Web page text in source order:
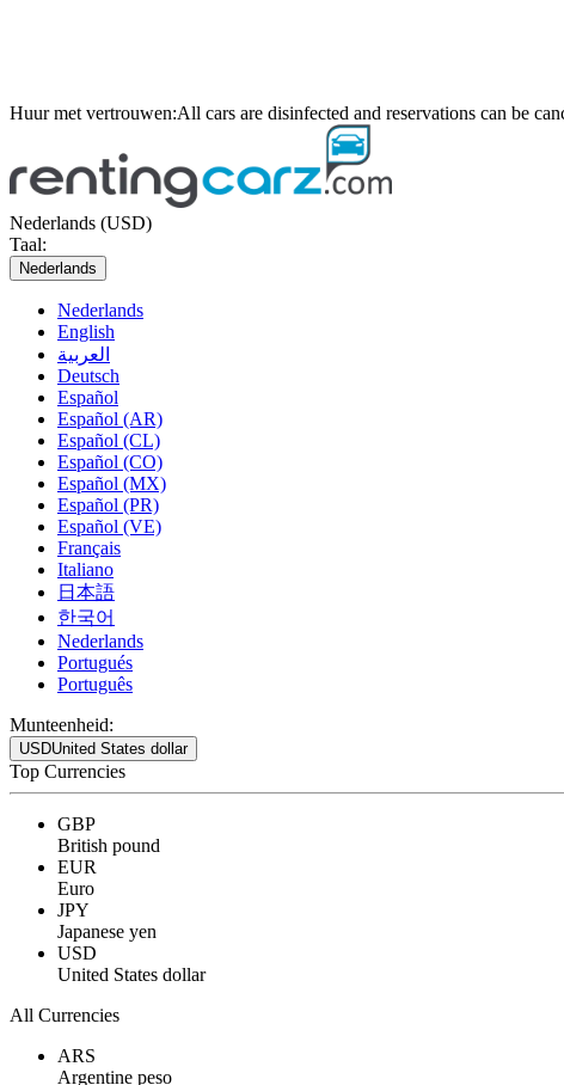
Huur met vertrouwen:All cars are disinfected and reservations can be
Nederlands (USD)
Taal:
Nederlands
Nederlands
English
العربية
Deutsch
Español
Español (AR)
Español (CL)
Español (CO)
Español (MX)
Español (PR)
Español (VE)
Français
Italiano
日本語
한국어
Nederlands
Portugués
Português
Munteenheid:
USDUnited States dollar
Top Currencies
GBP
British pound
EUR
Euro
JPY
Japanese yen
USD
United States dollar
All Currencies
ARS
Argentine peso